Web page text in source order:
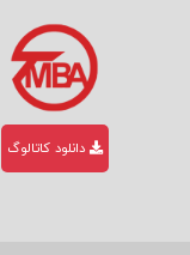
دانلود کاتالوگ